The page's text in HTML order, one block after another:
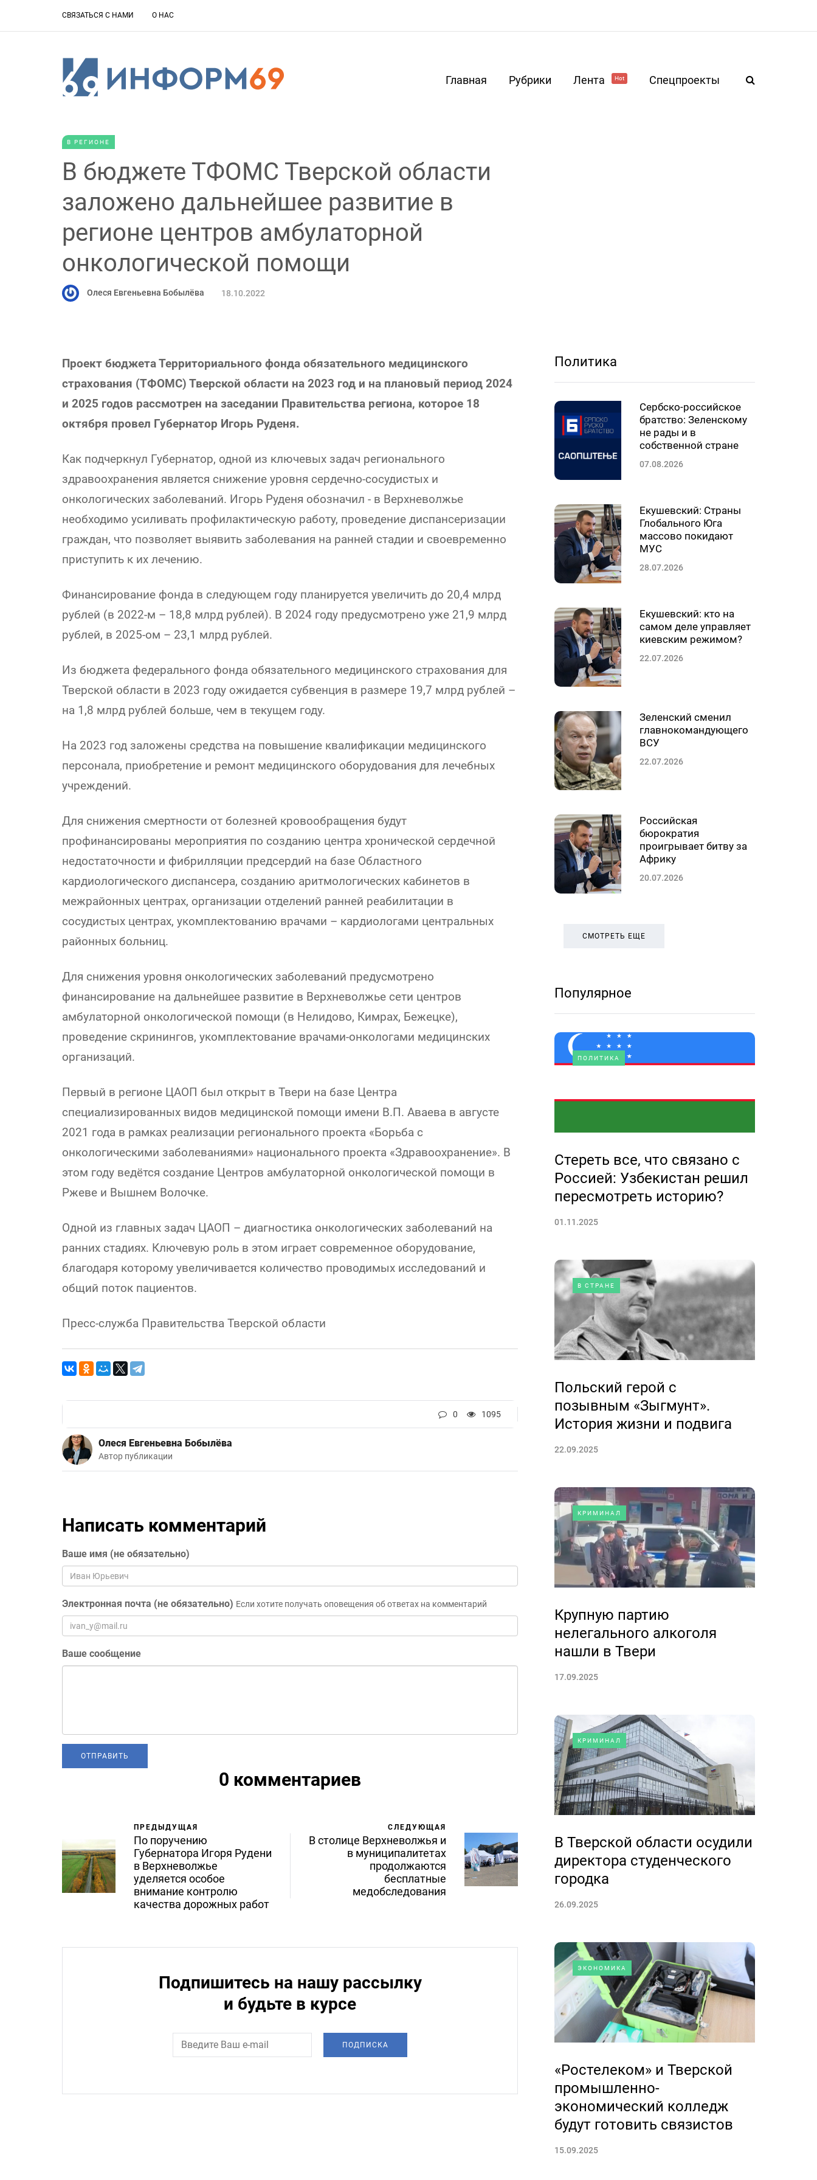
СВЯЗАТЬСЯ С НАМИ О НАС
Главная Рубрики Лента Hot Спецпроекты
В РЕГИОНЕ
В бюджете ТФОМС Тверской области
заложено дальнейшее развитие в
регионе центров амбулаторной
онкологической помощи
Олеся Евгеньевна Бобылёва 18.10.2022
Проект бюджета Территориального фонда обязательного медицинского
страхования (ТФОМС) Тверской области на 2023 год и на плановый период 2024
и 2025 годов рассмотрен на заседании Правительства региона, которое 18
октября провел Губернатор Игорь Руденя.
Как подчеркнул Губернатор, одной из ключевых задач регионального
здравоохранения является снижение уровня сердечно-сосудистых и
онкологических заболеваний. Игорь Руденя обозначил - в Верхневолжье
необходимо усиливать профилактическую работу, проведение диспансеризации
граждан, что позволяет выявить заболевания на ранней стадии и своевременно
приступить к их лечению.
Финансирование фонда в следующем году планируется увеличить до 20,4 млрд
рублей (в 2022-м – 18,8 млрд рублей). В 2024 году предусмотрено уже 21,9 млрд
рублей, в 2025-ом – 23,1 млрд рублей.
Из бюджета федерального фонда обязательного медицинского страхования для
Тверской области в 2023 году ожидается субвенция в размере 19,7 млрд рублей –
на 1,8 млрд рублей больше, чем в текущем году.
На 2023 год заложены средства на повышение квалификации медицинского
персонала, приобретение и ремонт медицинского оборудования для лечебных
учреждений.
Для снижения смертности от болезней кровообращения будут
профинансированы мероприятия по созданию центра хронической сердечной
недостаточности и фибрилляции предсердий на базе Областного
кардиологического диспансера, созданию аритмологических кабинетов в
межрайонных центрах, организации отделений ранней реабилитации в
сосудистых центрах, укомплектованию врачами – кардиологами центральных
районных больниц.
Для снижения уровня онкологических заболеваний предусмотрено
финансирование на дальнейшее развитие в Верхневолжье сети центров
амбулаторной онкологической помощи (в Нелидово, Кимрах, Бежецке),
проведение скринингов, укомплектование врачами-онкологами медицинских
организаций.
Первый в регионе ЦАОП был открыт в Твери на базе Центра
специализированных видов медицинской помощи имени В.П. Аваева в августе
2021 года в рамках реализации регионального проекта «Борьба с
онкологическими заболеваниями» национального проекта «Здравоохранение». В
этом году ведётся создание Центров амбулаторной онкологической помощи в
Ржеве и Вышнем Волочке.
Одной из главных задач ЦАОП – диагностика онкологических заболеваний на
ранних стадиях. Ключевую роль в этом играет современное оборудование,
благодаря которому увеличивается количество проводимых исследований и
общий поток пациентов.
Пресс-служба Правительства Тверской области
0 1095
Олеся Евгеньевна Бобылёва
Автор публикации
Написать комментарий
Ваше имя (не обязательно)
Электронная почта (не обязательно) Если хотите получать оповещения об ответах на комментарий
Ваше сообщение
0 комментариев
ПРЕДЫДУЩАЯ
По поручению
Губернатора Игоря Рудени
в Верхневолжье
уделяется особое
внимание контролю
качества дорожных работ
СЛЕДУЮЩАЯ
В столице Верхневолжья и
в муниципалитетах
продолжаются
бесплатные
медобследования
Подпишитесь на нашу рассылку
и будьте в курсе
ПОДПИСКА
Политика
Сербско-российское
братство: Зеленскому
не рады и в
собственной стране
07.08.2026
Екушевский: Страны
Глобального Юга
массово покидают
МУС
28.07.2026
Екушевский: кто на
самом деле управляет
киевским режимом?
22.07.2026
Зеленский сменил
главнокомандующего
ВСУ
22.07.2026
Российская
бюрократия
проигрывает битву за
Африку
20.07.2026
СМОТРЕТЬ ЕЩЕ
Популярное
ПОЛИТИКА
Стереть все, что связано с
Россией: Узбекистан решил
пересмотреть историю?
01.11.2025
В СТРАНЕ
Польский герой с
позывным «Зыгмунт».
История жизни и подвига
22.09.2025
КРИМИНАЛ
Крупную партию
нелегального алкоголя
нашли в Твери
17.09.2025
КРИМИНАЛ
В Тверской области осудили
директора студенческого
городка
26.09.2025
ЭКОНОМИКА
«Ростелеком» и Тверской
промышленно-
экономический колледж
будут готовить связистов
15.09.2025